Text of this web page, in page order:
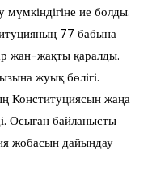
мүмкіндігіне ие болды.
77 бабына
жан-жақты қаралды.
жуық бөлігі.
Конституциясын жаңа
Осыған байланысты
жобасын дайындау